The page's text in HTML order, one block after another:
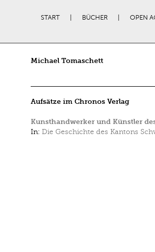
START BÜCHER OPEN
Michael Tomaschett
Aufsätze im Chronos Verlag
Kunsthandwerker und Künstler
In: Die Geschichte des Kantons